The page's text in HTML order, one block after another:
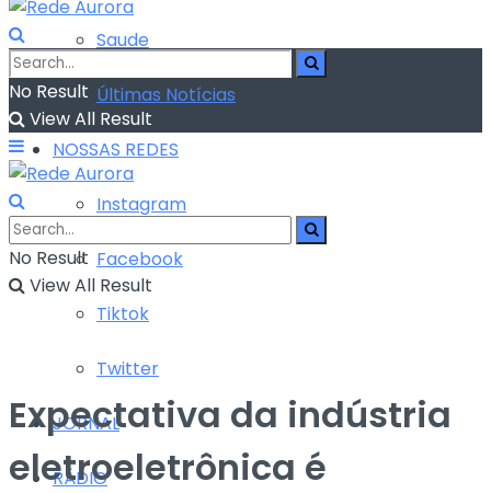
Saude
Últimas Notícias
NOSSAS REDES
Instagram
Facebook
Tiktok
Twitter
JORNAL
RÁDIO
No Result
View All Result
No Result
View All Result
Expectativa da indústria
eletroeletrônica é